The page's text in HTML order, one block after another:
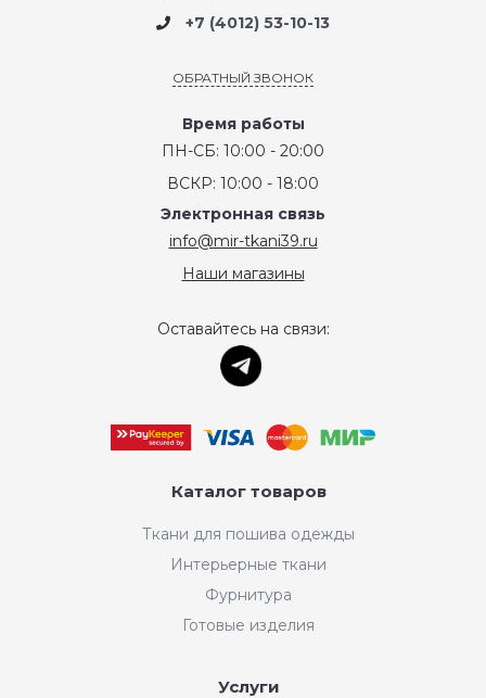
+7 (4012) 53-10-13
ОБРАТНЫЙ ЗВОНОК
Время работы
ПН-СБ: 10:00 - 20:00
ВСКР: 10:00 - 18:00
Электронная связь
info@mir-tkani39.ru
Наши магазины
Оставайтесь на связи:
Каталог товаров
Ткани для пошива одежды
Интерьерные ткани
Фурнитура
Готовые изделия
Услуги